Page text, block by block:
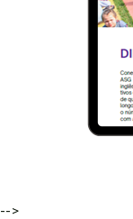
-->